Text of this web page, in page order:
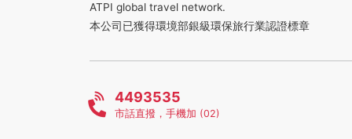
ATPI global travel network.
本公司已獲得環境部銀級環保旅行業認證標章
4493535
市話直撥，手機加 (02)